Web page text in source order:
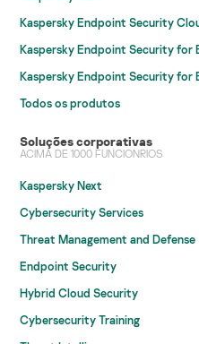
Kaspersky Endpoint Security
Kaspersky Endpoint Security for
Kaspersky Endpoint Security for
Todos os produtos
Soluções corporativas
ACIMA DE 1000 FUNCIONRIOS
Kaspersky Next
Cybersecurity Services
Threat Management and Defense
Endpoint Security
Hybrid Cloud Security
Cybersecurity Training